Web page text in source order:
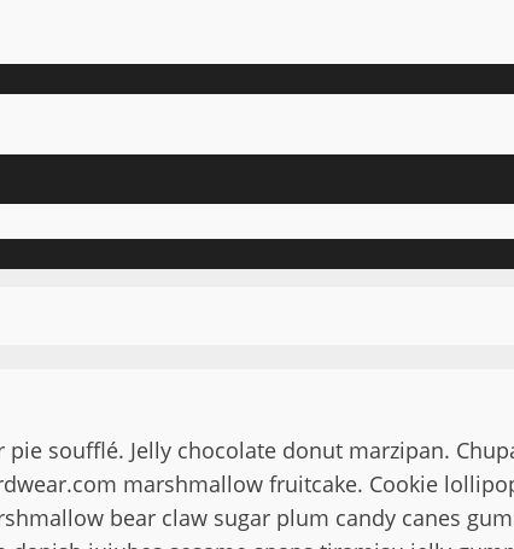
soufflé. Jelly chocolate donut marzipan.
marshmallow fruitcake. Cookie
bear claw sugar plum candy canes